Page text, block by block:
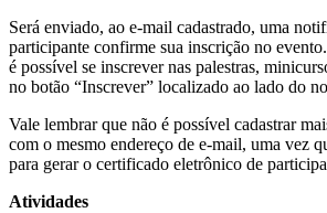
Será enviado, ao e-mail cadastrado, uma
participante confirme sua inscrição no
é possível se inscrever nas palestras,
no botão “Inscrever” localizado ao lado do
Vale lembrar que não é possível cadastrar
com o mesmo endereço de e-mail, uma vez
para gerar o certificado eletrônico de
Atividades